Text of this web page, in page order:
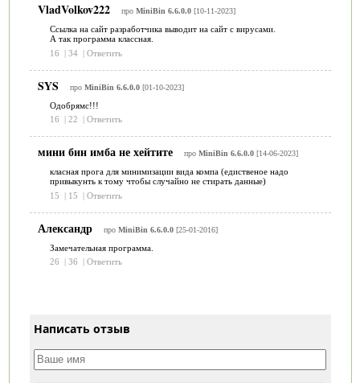
VladVolkov222 про MiniBin 6.6.0.0[10-11-2023]
Ссылка на сайт разработчика выводит на сайт с вирусами.
А так программа классная.
16
| 34 | Ответить
SYS про MiniBin 6.6.0.0[01-10-2023]
Одобрямс!!!
16
| 22 | Ответить
мини бин имба не хейтите про MiniBin 6.6.0.0[14-06-2023]
класная прога для минимизации вида компа (едиственое надо
привыкунть к тому чтобы случайно не стирать данные)
15
| 15 | Ответить
Александр про MiniBin 6.6.0.0[25-01-2016]
Замечательная программа.
26
| 36 | Ответить
Написать отзыв